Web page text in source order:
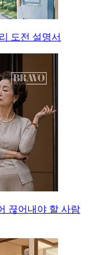
도전 설명서
끊어내야 할 사람